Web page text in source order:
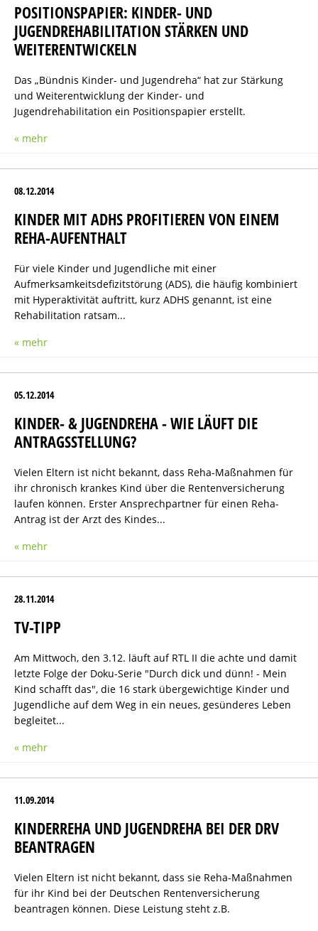
POSITIONSPAPIER: KINDER- UND
JUGENDREHABILITATION STÄRKEN UND
WEITERENTWICKELN
Das „Bündnis Kinder- und Jugendreha“ hat zur Stärkung
und Weiterentwicklung der Kinder- und
Jugendrehabilitation ein Positionspapier erstellt.
« mehr
08.12.2014
KINDER MIT ADHS PROFITIEREN VON EINEM
REHA-AUFENTHALT
Für viele Kinder und Jugendliche mit einer
Aufmerksamkeitsdefizitstörung (ADS), die häufig kombiniert
mit Hyperaktivität auftritt, kurz ADHS genannt, ist eine
Rehabilitation ratsam...
« mehr
05.12.2014
KINDER- & JUGENDREHA - WIE LÄUFT DIE
ANTRAGSSTELLUNG?
Vielen Eltern ist nicht bekannt, dass Reha-Maßnahmen für
ihr chronisch krankes Kind über die Rentenversicherung
laufen können. Erster Ansprechpartner für einen Reha-
Antrag ist der Arzt des Kindes...
« mehr
28.11.2014
TV-TIPP
Am Mittwoch, den 3.12. läuft auf RTL II die achte und damit
letzte Folge der Doku-Serie "Durch dick und dünn! - Mein
Kind schafft das", die 16 stark übergewichtige Kinder und
Jugendliche auf dem Weg in ein neues, gesünderes Leben
begleitet...
« mehr
11.09.2014
KINDERREHA UND JUGENDREHA BEI DER DRV
BEANTRAGEN
Vielen Eltern ist nicht bekannt, dass sie Reha-Maßnahmen
für ihr Kind bei der Deutschen Rentenversicherung
beantragen können. Diese Leistung steht z.B.